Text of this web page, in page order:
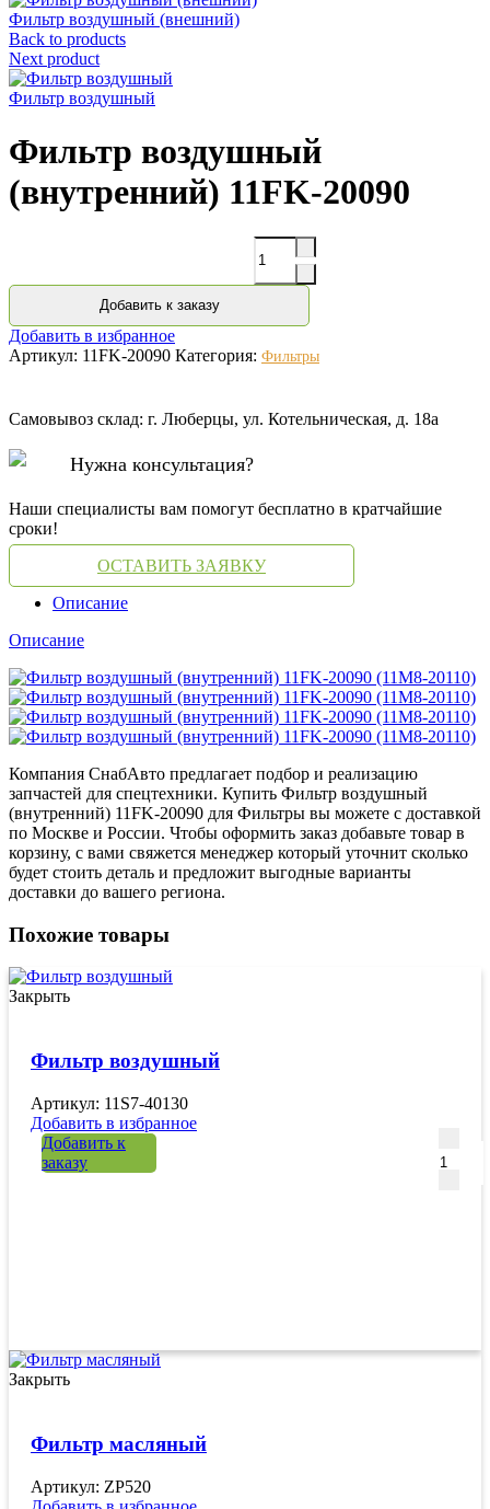
Фильтр воздушный (внешний)
Back to products
Next product
Фильтр воздушный
Фильтр воздушный
(внутренний) 11FK-20090
Количество
Добавить к заказу
Добавить в избранное
Артикул: 11FK-20090 Категория: Фильтры
Самовывоз склад: г. Люберцы, ул. Котельническая, д. 18а
Нужна консультация?
Наши специалисты вам помогут бесплатно в кратчайшие
сроки!
ОСТАВИТЬ ЗАЯВКУ
Описание
Описание
Компания СнабАвто предлагает подбор и реализацию
запчастей для спецтехники. Купить Фильтр воздушный
(внутренний) 11FK-20090 для Фильтры вы можете с доставкой
по Москве и России. Чтобы оформить заказ добавьте товар в
корзину, с вами свяжется менеджер который уточнит сколько
будет стоить деталь и предложит выгодные варианты
доставки до вашего региона.
Похожие товары
Закрыть
Фильтр воздушный
Артикул: 11S7-40130
Добавить в избранное
Добавить к
заказу
Закрыть
Фильтр масляный
Артикул: ZP520